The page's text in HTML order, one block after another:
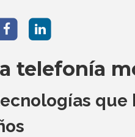
telefonía